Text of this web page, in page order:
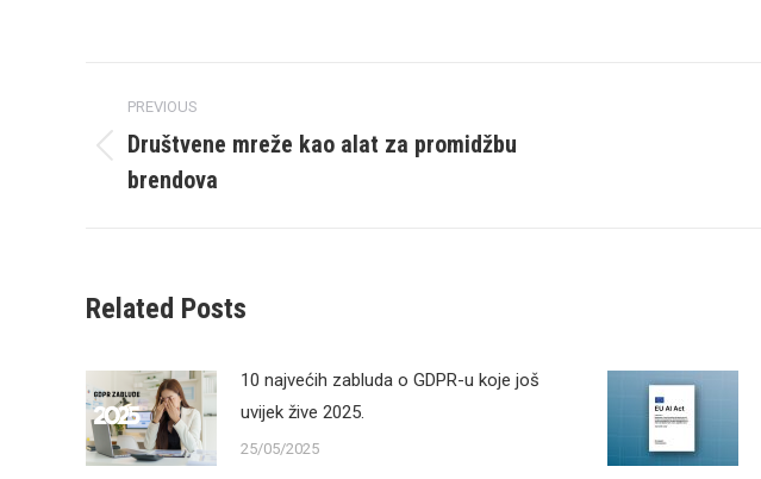
navigation
PREVIOUS
Previous
post:
Društvene mreže kao alat za promidžbu
brendova
Related Posts
10 najvećih zabluda o GDPR-u koje još
uvijek žive 2025.
25/05/2025